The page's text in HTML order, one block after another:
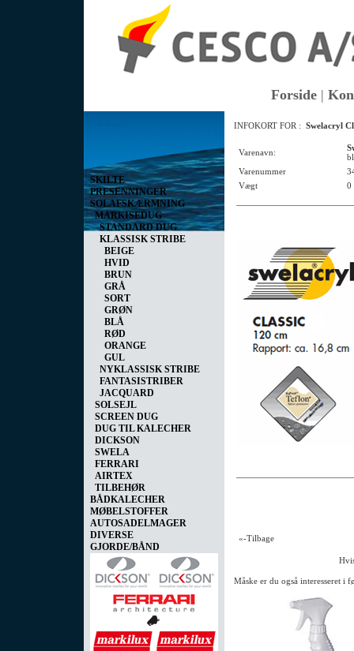
Forside |
SKILTE
PRESENNINGER
SOLAFSKÆRMNING
MARKISEDUG
STANDARD DUG
KLASSISK STRIBE
BEIGE
HVID
BRUN
GRÅ
SORT
GRØN
BLÅ
RØD
ORANGE
GUL
NYKLASSISK STRIBE
FANTASISTRIBER
JACQUARD
SOLSEJL
SCREEN DUG
DUG TIL KALECHER
DICKSON
SWELA
FERRARI
AIRTEX
TILBEHØR
BÅDKALECHER
MØBELSTOFFER
AUTOSADELMAGER
DIVERSE
GJORDE/BÅND
INFOKORT FOR : Swelacryl
Varenavn:
Varenummer
Vægt
0
«-Tilbage
Måske er du også interesseret i